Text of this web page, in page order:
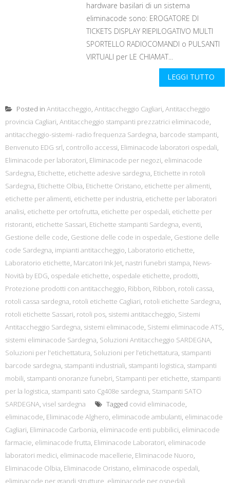
hardware basilari di un sistema
eliminacode sono: EROGATORE DI
TICKETS DISPLAY RIEPILOGATIVO MULTI
SPORTELLO RADIOCOMANDI o PULSANTI
VIRTUALI per LE CHIAMAT...
LEGGI TUTTO
Posted in Antitaccheggio, Antitaccheggio Cagliari, Antitaccheggio
provincia Cagliari, Antitaccheggio stampanti prezzatrici eliminacode,
antitaccheggio-sistemi- radio frequenza Sardegna, barcode stampanti,
Benvenuto EDG srl, controllo accessi, Eliminacode laboratori ospedali,
Eliminacode per laboratori, Eliminacode per negozi, eliminacode
Sardegna, Etichette, etichette adesive sardegna, Etichette in rotoli
Sardegna, Etichette Olbia, Etichette Oristano, etichette per alimenti,
etichette per alimenti, etichette per industria, etichette per laboratori
analisi, etichette per ortofrutta, etichette per ospedali, etichette per
ristoranti, etichette Sassari, Etichette stampanti Sardegna, eventi,
Gestione delle code, Gestione delle code in ospedale, Gestione delle
code Sardegna, impianti antitaccheggio, Laboratorio etichette,
Laboratorio etichette, Marcatori Ink Jet, nastri funebri stampa, News-
Novità by EDG, ospedale etichette, ospedale etichette, prodotti,
Protezione prodotti con antitaccheggio, Ribbon, Ribbon, rotoli cassa,
rotoli cassa sardegna, rotoli etichette Cagliari, rotoli etichette Sardegna,
rotoli etichette Sassari, rotoli pos, sistemi antitaccheggio, Sistemi
Antitaccheggio Sardegna, sistemi eliminacode, Sistemi eliminacode ATS,
sistemi eliminacode Sardegna, Soluzioni Antitaccheggio SARDEGNA,
Soluzioni per l'etichettatura, Soluzioni per l’etichettatura, stampanti
barcode sardegna, stampanti industriali, stampanti logistica, stampanti
mobili, stampanti onoranze funebri, Stampanti per etichette, stampanti
per la logistica, stampanti sato Cg408e sardegna, Stampanti SATO
SARDEGNA, visel sardegna Tagged covid eliminacode,
eliminacode, Eliminacode Alghero, eliminacode ambulanti, eliminacode
Cagliari, Eliminacode Carbonia, eliminacode enti pubbilici, eliminacode
farmacie, eliminacode frutta, Eliminacode Laboratori, eliminacode
laboratori medici, eliminacode macellerie, Eliminacode Nuoro,
Eliminacode Olbia, Eliminacode Oristano, eliminacode ospedali,
eliminacode per grandi strutture eliminacode per ospedali